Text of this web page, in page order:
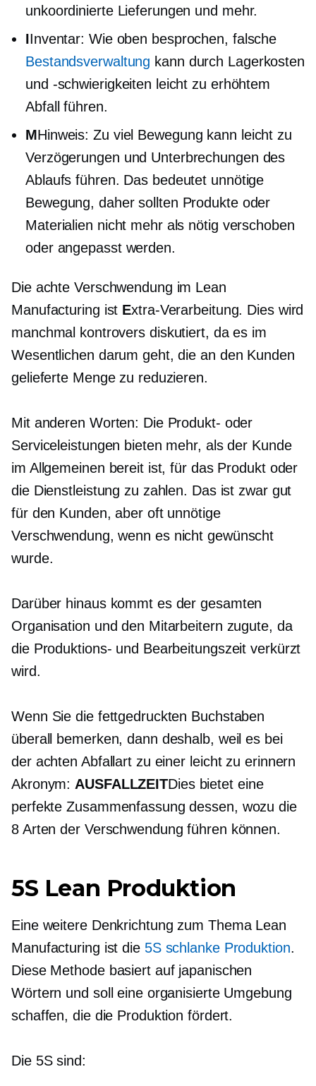
unkoordinierte Lieferungen und mehr.
IInventar: Wie oben besprochen, falsche
Bestandsverwaltung kann durch Lagerkosten
und -schwierigkeiten leicht zu erhöhtem
Abfall führen.
MHinweis: Zu viel Bewegung kann leicht zu
Verzögerungen und Unterbrechungen des
Ablaufs führen. Das bedeutet unnötige
Bewegung, daher sollten Produkte oder
Materialien nicht mehr als nötig verschoben
oder angepasst werden.
Die achte Verschwendung im Lean
Manufacturing ist Extra-Verarbeitung. Dies wird
manchmal kontrovers diskutiert, da es im
Wesentlichen darum geht, die an den Kunden
gelieferte Menge zu reduzieren.
Mit anderen Worten: Die Produkt- oder
Serviceleistungen bieten mehr, als der Kunde
im Allgemeinen bereit ist, für das Produkt oder
die Dienstleistung zu zahlen. Das ist zwar gut
für den Kunden, aber oft unnötige
Verschwendung, wenn es nicht gewünscht
wurde.
Darüber hinaus kommt es der gesamten
Organisation und den Mitarbeitern zugute, da
die Produktions- und Bearbeitungszeit verkürzt
wird.
Wenn Sie die fettgedruckten Buchstaben
überall bemerken, dann deshalb, weil es bei
der achten Abfallart zu einer leicht zu erinnern
Akronym: AUSFALLZEITDies bietet eine
perfekte Zusammenfassung dessen, wozu die
8 Arten der Verschwendung führen können.
5S Lean Produktion
Eine weitere Denkrichtung zum Thema Lean
Manufacturing ist die 5S schlanke Produktion.
Diese Methode basiert auf japanischen
Wörtern und soll eine organisierte Umgebung
schaffen, die die Produktion fördert.
Die 5S sind: